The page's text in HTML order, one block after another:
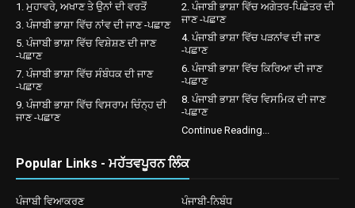
1. ਮੁਹਾਵਰੇ, ਅਖਾਣ ਤੇ ਉਨਾਂ ਦੀ ਵਰਤੋਂ
2. ਪੰਜਾਬੀ ਭਾਸ਼ਾ ਵਿੱਚ ਅਗੇਤਰ-ਪਿਛੇਤਰ ਦੀ
ਜਾਣ -ਪਛਾਣ
3. ਪੰਜਾਬੀ ਭਾਸ਼ਾ ਵਿੱਚ ਨਾਂਵ ਦੀ ਜਾਣ -ਪਛਾਣ
4. ਪੰਜਾਬੀ ਭਾਸ਼ਾ ਵਿੱਚ ਪੜਨਾਂਵ ਦੀ ਜਾਣ
-ਪਛਾਣ
5. ਪੰਜਾਬੀ ਭਾਸ਼ਾ ਵਿੱਚ ਵਿਸ਼ੇਸ਼ਣ ਦੀ ਜਾਣ
-ਪਛਾਣ
6. ਪੰਜਾਬੀ ਭਾਸ਼ਾ ਵਿੱਚ ਕਿਰਿਆ ਦੀ ਜਾਣ
-ਪਛਾਣ
7. ਪੰਜਾਬੀ ਭਾਸ਼ਾ ਵਿੱਚ ਸੰਬੰਧਕ ਦੀ ਜਾਣ
-ਪਛਾਣ
8. ਪੰਜਾਬੀ ਭਾਸ਼ਾ ਵਿੱਚ ਵਿਸਮਿਕ ਦੀ ਜਾਣ
-ਪਛਾਣ
9. ਪੰਜਾਬੀ ਭਾਸ਼ਾ ਵਿੱਚ ਵਿਸਰਾਮ ਚਿੰਨ੍ਹ ਦੀ
ਜਾਣ -ਪਛਾਣ
Continue Reading...
Popular Links - ਮਹੱਤਵਪੂਰਨ ਲਿੰਕ
ਪੰਜਾਬੀ ਵਿਆਕਰਣ
ਪੰਜਾਬੀ-ਨਿਬੰਧ